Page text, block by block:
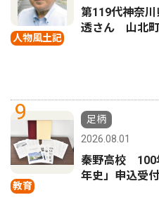
人物風土記
第119代神奈
透さん 山北
9
教育
足柄
2026.08.01
秦野高校 100
年史」申込受